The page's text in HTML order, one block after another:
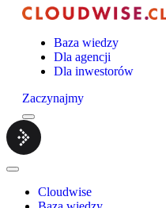
Baza wiedzy
Dla agencji
Dla inwestorów
Zaczynajmy
Menu
Cloudwise.
Close
Cloudwise